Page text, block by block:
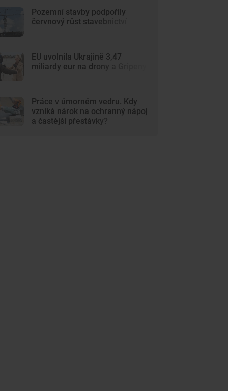
Pozemní stavby podpořily
červnový růst stavebnictví
EU uvolnila Ukrajině 3,47
miliardy eur na drony a Gripeny
Práce v úmorném vedru. Kdy
vzniká nárok na ochranný nápoj
a častější přestávky?